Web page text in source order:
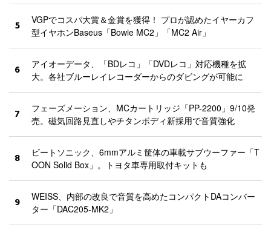
5
VGPでコスパ大賞＆金賞を獲得！ プロが認めたイヤーカフ
型イヤホンBaseus「Bowie MC2」「MC2 Air」
6
アイオーデータ、「BDレコ」「DVDレコ」対応機種を拡
大。各社ブルーレイレコーダーからのダビングが可能に
7
フェーズメーション、MCカートリッジ「PP-2200」9/10発
売。磁気回路見直しやチタンボディ新採用で音質強化
8
ビートソニック、6mmアルミ筐体の車載サブウーファー「T
OON Solid Box」。トヨタ車専用取付キットも
9
WEISS、内部の改良で音質を高めたコンパクトDAコンバー
ター「DAC205-MK2」